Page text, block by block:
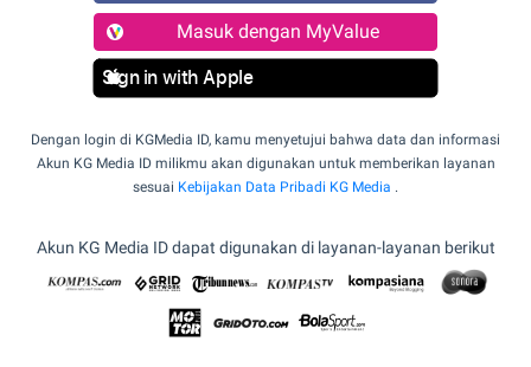
Masuk dengan MyValue
Sign in with Apple
Dengan login di KGMedia ID, kamu menyetujui bahwa data dan informasi
Akun KG Media ID milikmu akan digunakan untuk memberikan layanan
sesuai Kebijakan Data Pribadi KG Media .
Akun KG Media ID dapat digunakan di layanan-layanan berikut